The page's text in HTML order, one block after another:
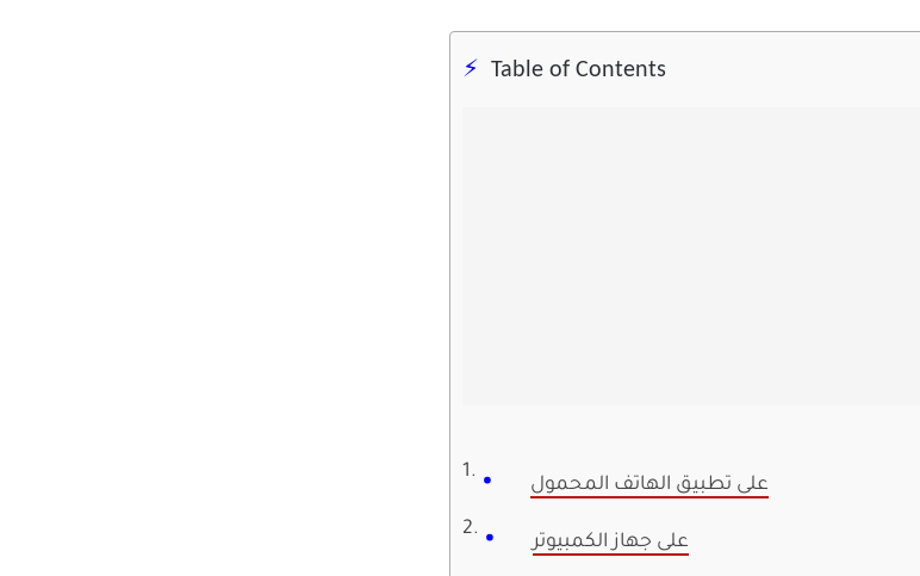
Table of Contents
على تطبيق الهاتف المحمول
على جهاز الكمبيوتر